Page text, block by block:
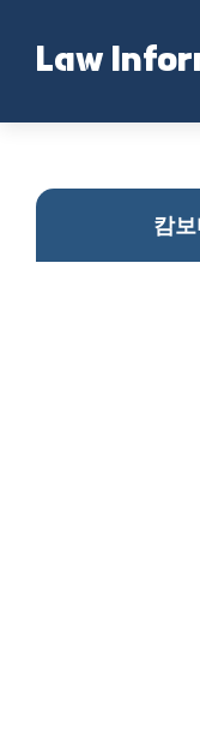
contentLaw
캄